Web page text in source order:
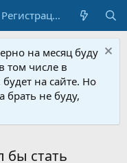
Регистрация
на месяц буду
том числе в
на сайте. Но
брать не буду,
бы стать